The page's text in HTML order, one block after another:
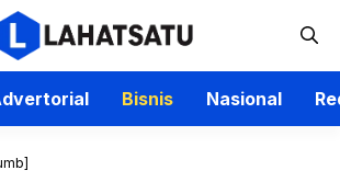
Bisnis Nasional